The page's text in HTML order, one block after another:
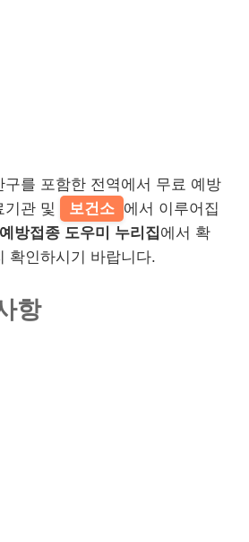
구를 포함한 전역에서 무료 예방
기관 및
보건소 에서 이루어집
예방접종 도우미 누리집에서 확
확인하시기 바랍니다.
항